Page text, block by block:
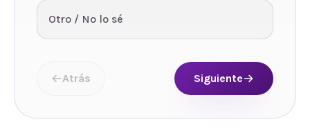
Otro / No lo sé
Atrás Siguiente